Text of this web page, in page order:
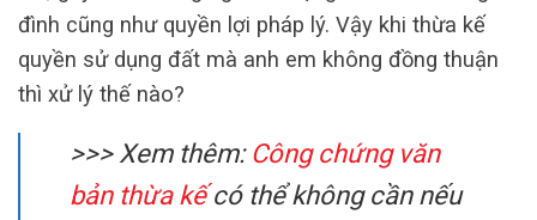
đình cũng như quyền lợi pháp lý. Vậy khi thừa kế
quyền sử dụng đất mà anh em không đồng thuận
thì xử lý thế nào?
>>> Xem thêm: Công chứng văn
bản thừa kếcó thể không cần nếu